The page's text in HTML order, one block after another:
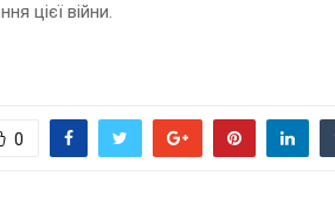
цієї війни.
0